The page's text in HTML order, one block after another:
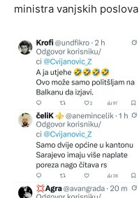
ministra vanjskih poslova